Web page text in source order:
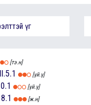
үг
[тэ.н]
II.5.1 [үй.ү]
[үй.ү]
[ж.н]